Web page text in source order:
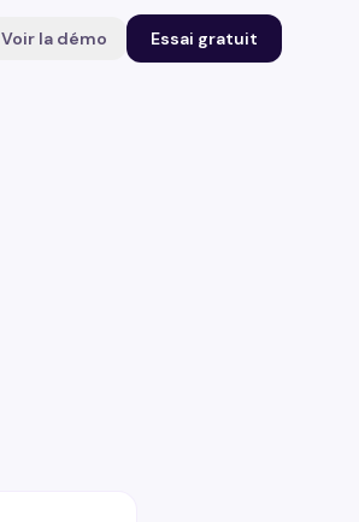
Voir la démo Essai gratuit